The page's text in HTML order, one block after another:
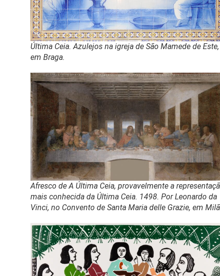
Última Ceia. Azulejos na igreja de São Mamede de Este,
em Braga.
Afresco de A Última Ceia, provavelmente a
mais conhecida da Última Ceia. 1498. Por Leonardo da
Vinci, no Convento de Santa Maria delle Grazie, em